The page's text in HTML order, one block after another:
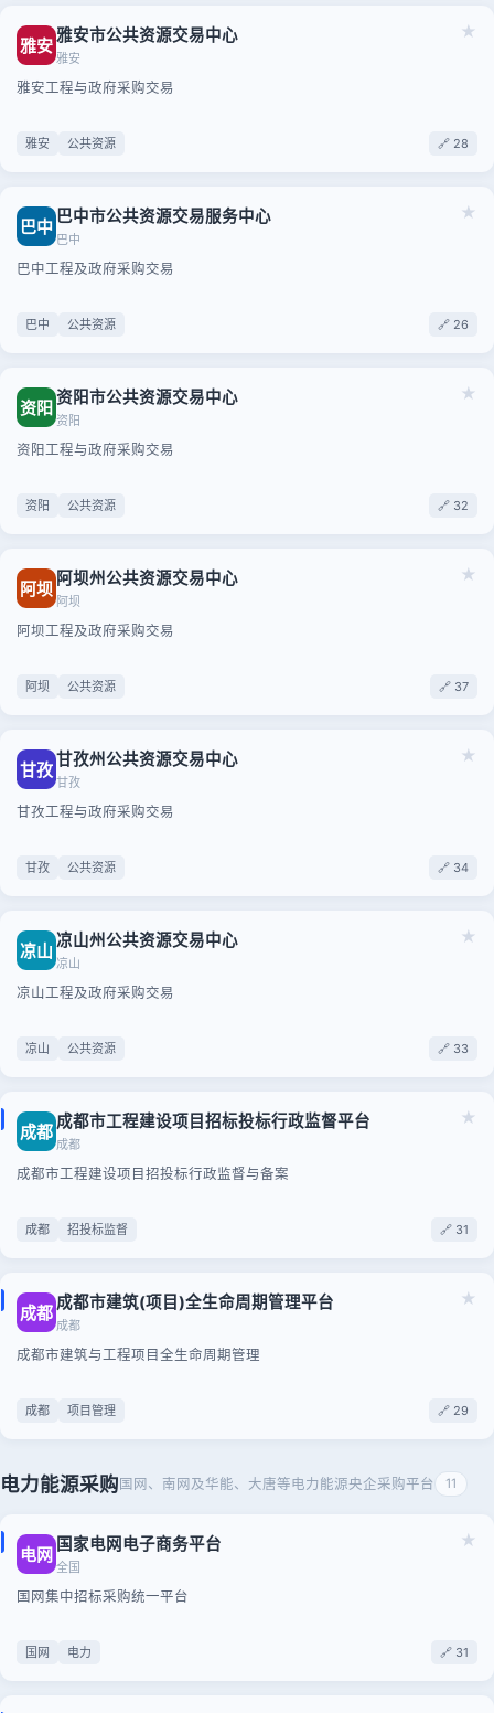
★
雅安雅安市公共资源交易中心
雅安
雅安工程与政府采购交易
雅安 公共资源 🔗 28
★
巴中 巴中市公共资源交易服务中心
巴中
巴中工程及政府采购交易
巴中 公共资源 🔗 26
★
资阳 资阳市公共资源交易中心
资阳
资阳工程与政府采购交易
资阳 公共资源 🔗 32
★
阿坝 阿坝州公共资源交易中心
阿坝
阿坝工程及政府采购交易
阿坝 公共资源 🔗 37
★
甘孜甘孜州公共资源交易中心
甘孜
甘孜工程与政府采购交易
甘孜 公共资源 🔗 34
★
凉山 凉山州公共资源交易中心
凉山
凉山工程及政府采购交易
凉山 公共资源 🔗 33
★
成都 成都市工程建设项目招标投标行政监督平台
成都
成都市工程建设项目招投标行政监督与备案
成都 招投标监督 🔗 31
★
成都 成都市建筑(项目)全生命周期管理平台
成都
成都市建筑与工程项目全生命周期管理
成都 项目管理 🔗 29
电力能源采购 国网、南网及华能、大唐等电力能源央企采购平台 11
★
电网 国家电网电子商务平台
全国
国网集中招标采购统一平台
国网 电力 🔗 31